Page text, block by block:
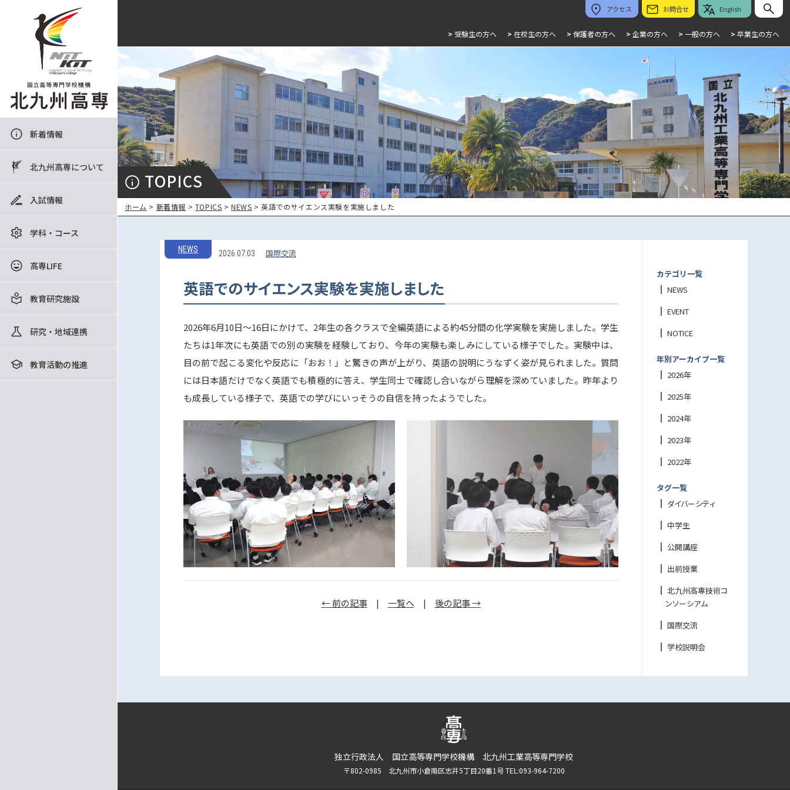
アクセス お問合せ English
> 受験生の方へ > 在校生の方へ > 保護者の方へ > 企業の方へ > 一般の方へ > 卒業生の方へ
新着情報
北九州高専について
入試情報
学科・コース
高専LIFE
教育研究施設
研究・地域連携
教育活動の推進
TOPICS
ホーム > 新着情報 > TOPICS >NEWS > 英語でのサイエンス実験を実施しました
NEWS 2026.07.03 国際交流
英語でのサイエンス実験を実施しました
2026年6月10日～16日にかけて、2年生の各クラスで全編英語による約45分間の化学実験を実施しました。学生
たちは1年次にも英語での別の実験を経験しており、今年の実験も楽しみにしている様子でした。実験中は、
目の前で起こる変化や反応に「おお！」と驚きの声が上がり、英語の説明にうなずく姿が見られました。質問
には日本語だけでなく英語でも積極的に答え、学生同士で確認し合いながら理解を深めていました。昨年より
も成長している様子で、英語での学びにいっそうの自信を持ったようでした。
← 前の記事| 一覧へ | 後の記事 →
カテゴリ一覧
NEWS
EVENT
NOTICE
年別アーカイブ一覧
2026年
2025年
2024年
2023年
2022年
タグ一覧
ダイバーシティ
中学生
公開講座
出前授業
北九州高専技術コ
ンソーシアム
国際交流
学校説明会
独立行政法人 国立高等専門学校機構 北九州工業高等専門学校
〒802-0985 北九州市小倉南区志井5丁目20番1号 TEL:093-964-7200